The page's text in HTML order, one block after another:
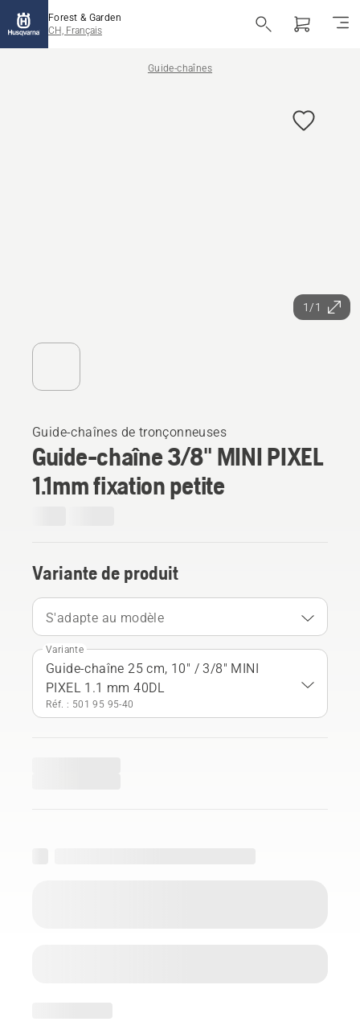
Forest & Garden
CH, Français
Guide-chaînes
1/1
Guide-chaînes de tronçonneuses
Guide-chaîne 3/8" MINI PIXEL
1.1mm fixation petite
Variante de produit
S'adapte au modèle
Variante
Guide-chaîne 25 cm, 10" / 3/8" MINI
PIXEL 1.1 mm 40DL
Réf. : 501 95 95‑40